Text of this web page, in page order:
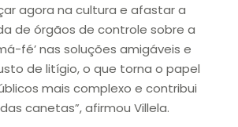
agora na cultura e afastar a
de órgãos de controle sobre a
fé’ nas soluções amigáveis e
de litígio, o que torna o papel
mais complexo e contribui
canetas”, afirmou Villela.